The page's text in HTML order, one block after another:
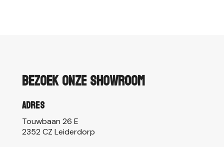
Bezoek onze showroom
Adres
Touwbaan 26 E
2352 CZ Leiderdorp